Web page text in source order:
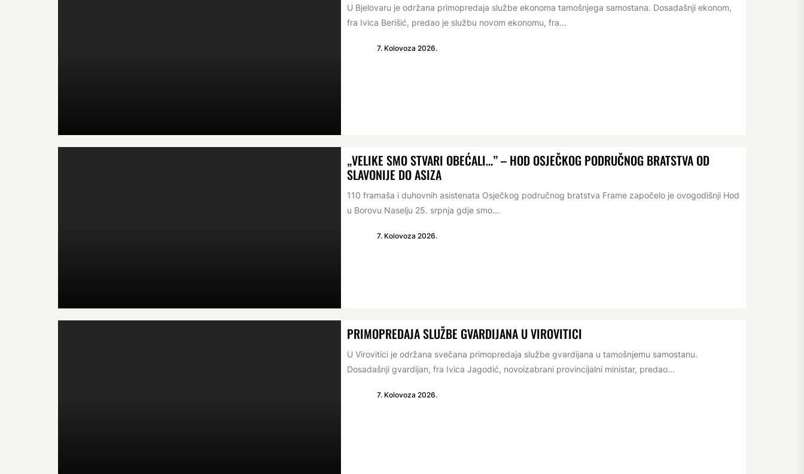
U Bjelovaru je održana primopredaja službe ekonoma tamošnjega samostana. Dosadašnji ekonom,
fra Ivica Berišić, predao je službu novom ekonomu, fra...
7. Kolovoza 2026.
„VELIKE SMO STVARI OBEĆALI…” – HOD OSJEČKOG PODRUČNOG BRATSTVA OD
SLAVONIJE DO ASIZA
110 framaša i duhovnih asistenata Osječkog područnog bratstva Frame započelo je ovogodišnji Hod
u Borovu Naselju 25. srpnja gdje smo...
7. Kolovoza 2026.
PRIMOPREDAJA SLUŽBE GVARDIJANA U VIROVITICI
U Virovitici je održana svečana primopredaja službe gvardijana u tamošnjemu samostanu.
Dosadašnji gvardijan, fra Ivica Jagodić, novoizabrani provincijalni ministar, predao...
7. Kolovoza 2026.